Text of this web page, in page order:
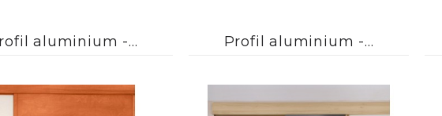
aluminium -... Profil aluminium -...